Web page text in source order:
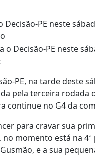
PE neste
PE, na tarde deste
pela terceira rodada
continue no G4 da
para cravar sua
momento está na
e a sua